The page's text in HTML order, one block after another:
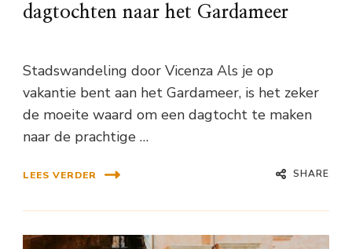
dagtochten naar het Gardameer
Stadswandeling door Vicenza Als je op
vakantie bent aan het Gardameer, is het zeker
de moeite waard om een dagtocht te maken
naar de prachtige …
LEES VERDER SHARE